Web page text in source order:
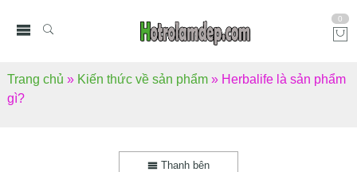
0
Trang chủ » Kiến thức về sản phẩm » Herbalife là sản phẩm
gì?
Thanh bên